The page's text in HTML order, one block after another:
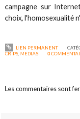
campagne sur
choix, l'homosexualité
LIEN PERMANENT
CRIPS MEDIAS 0
Les commentaires sont